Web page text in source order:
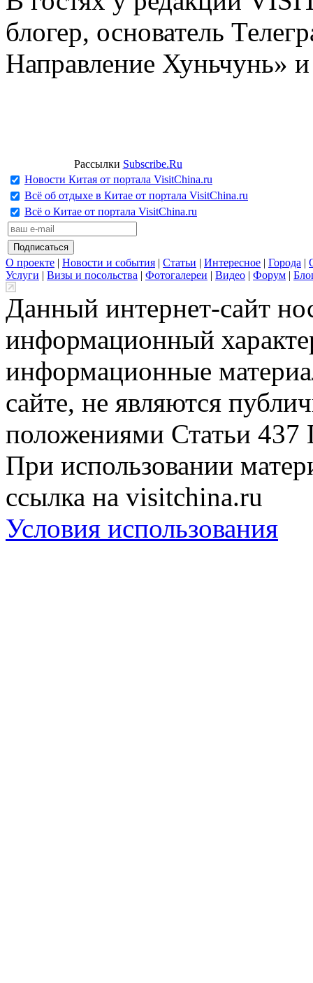
блогер, основатель
Направление Хуньчунь»
Рассылки Subscribe.Ru
Новости Китая от портала VisitChina.ru
Всё об отдыхе в Китае от портала VisitChina.ru
Всё о Китае от портала VisitChina.ru
О проекте | Новости и события | Статьи | Интересное | Города |
Услуги | Визы и посольства | Фотогалереи | Видео | Форум |
Данный интернет-сайт
информационный
информационные
сайте, не являются
положениями Статьи 437
При использовании
ссылка на visitchina.ru
Условия использования